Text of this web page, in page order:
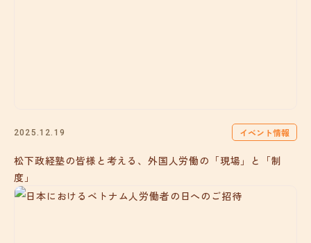
2025.12.19 イベント情報
松下政経塾の皆様と考える、外国人労働の「現場」と「制
度」